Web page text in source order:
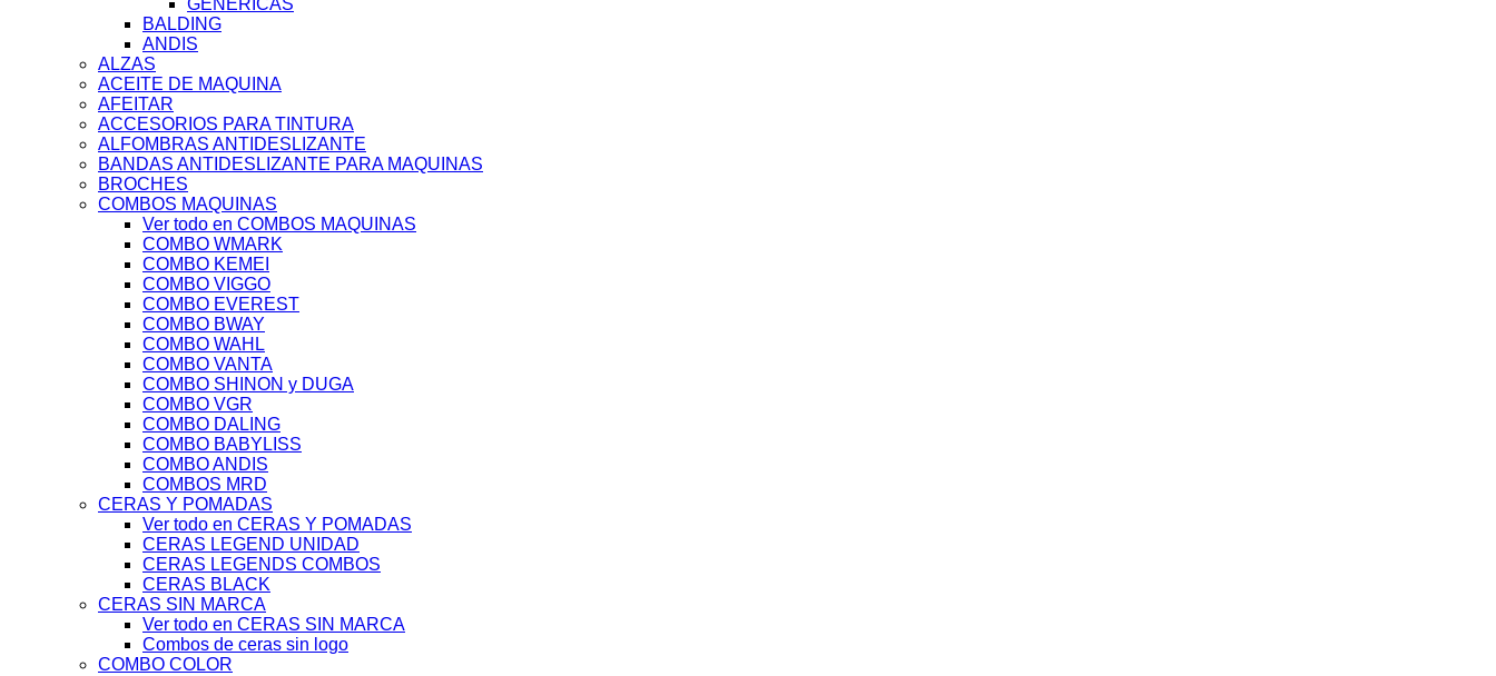
GENERICAS
BALDING
ANDIS
ALZAS
ACEITE DE MAQUINA
AFEITAR
ACCESORIOS PARA TINTURA
ALFOMBRAS ANTIDESLIZANTE
BANDAS ANTIDESLIZANTE PARA MAQUINAS
BROCHES
COMBOS MAQUINAS
Ver todo en COMBOS MAQUINAS
COMBO WMARK
COMBO KEMEI
COMBO VIGGO
COMBO EVEREST
COMBO BWAY
COMBO WAHL
COMBO VANTA
COMBO SHINON y DUGA
COMBO VGR
COMBO DALING
COMBO BABYLISS
COMBO ANDIS
COMBOS MRD
CERAS Y POMADAS
Ver todo en CERAS Y POMADAS
CERAS LEGEND UNIDAD
CERAS LEGENDS COMBOS
CERAS BLACK
CERAS SIN MARCA
Ver todo en CERAS SIN MARCA
Combos de ceras sin logo
COMBO COLOR